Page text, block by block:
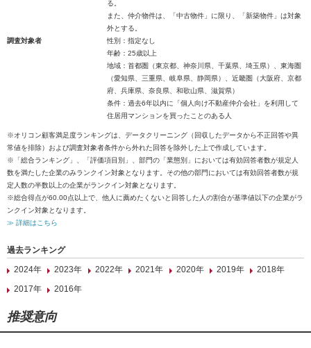
る。
また、仲介物件は、「中古物件」に限り、「新築物件」は対象
外とする。
調査対象者
性別：指定なし
年齢：25歳以上
地域：首都圏（東京都、神奈川県、千葉県、埼玉県）、東海圏
（愛知県、三重県、岐阜県、静岡県）、近畿圏（大阪府、京都
府、兵庫県、奈良県、和歌山県、滋賀県）
条件：過去6年以内に「個人向け不動産仲介会社」を利用して
住居用マンションを買ったことのある人
※オリコン顧客満足度ランキングは、データクリーニング（回収したデータから不正回答や異
常値を排除）および調査対象者条件から外れた回答を除外した上で作成しています。
※「総合ランキング」、「評価項目別」、部門の「業態別」においては有効回答者数が規定人
数を満たした企業のみランクイン対象となります。その他の部門においては有効回答者数が規
定人数の半数以上の企業がランクイン対象となります。
※総合得点が60.00点以上で、他人に薦めたくないと回答した人の割合が基準値以下の企業がラ
ンクイン対象となります。
≫ 詳細はこちら
過去ランキング
2024年
2023年 2022年 2021年 2020年 2019年
2018年
2017年
2016年
推奨意向